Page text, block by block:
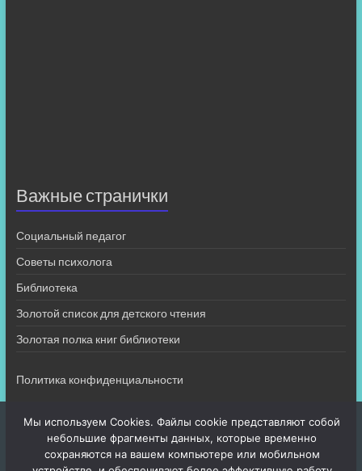
Важные странички
Социальный педагог
Советы психолога
Библиотека
Золотой список для детского чтения
Золотая полка книг библиотеки
Политика конфиденциальности
Мы используем Cookies. Файлы cookie представляют собой
небольшие фрагменты данных, которые временно
сохраняются на вашем компьютере или мобильном